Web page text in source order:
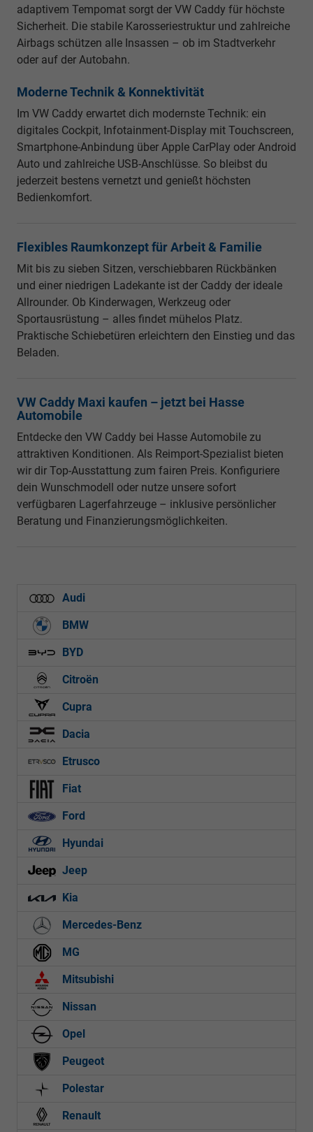
adaptivem Tempomat sorgt der VW Caddy für höchste
Sicherheit. Die stabile Karosseriestruktur und zahlreiche
Airbags schützen alle Insassen – ob im Stadtverkehr
oder auf der Autobahn.
Moderne Technik & Konnektivität
Im VW Caddy erwartet dich modernste Technik: ein
digitales Cockpit, Infotainment-Display mit Touchscreen,
Smartphone-Anbindung über Apple CarPlay oder Android
Auto und zahlreiche USB-Anschlüsse. So bleibst du
jederzeit bestens vernetzt und genießt höchsten
Bedienkomfort.
Flexibles Raumkonzept für Arbeit & Familie
Mit bis zu sieben Sitzen, verschiebbaren Rückbänken
und einer niedrigen Ladekante ist der Caddy der ideale
Allrounder. Ob Kinderwagen, Werkzeug oder
Sportausrüstung – alles findet mühelos Platz.
Praktische Schiebetüren erleichtern den Einstieg und das
Beladen.
VW Caddy Maxi kaufen – jetzt bei Hasse
Automobile
Entdecke den VW Caddy bei Hasse Automobile zu
attraktiven Konditionen. Als Reimport-Spezialist bieten
wir dir Top-Ausstattung zum fairen Preis. Konfiguriere
dein Wunschmodell oder nutze unsere sofort
verfügbaren Lagerfahrzeuge – inklusive persönlicher
Beratung und Finanzierungsmöglichkeiten.
Audi
BMW
BYD
Citroën
Cupra
Dacia
Etrusco
Fiat
Ford
Hyundai
Jeep
Kia
Mercedes-Benz
MG
Mitsubishi
Nissan
Opel
Peugeot
Polestar
Renault